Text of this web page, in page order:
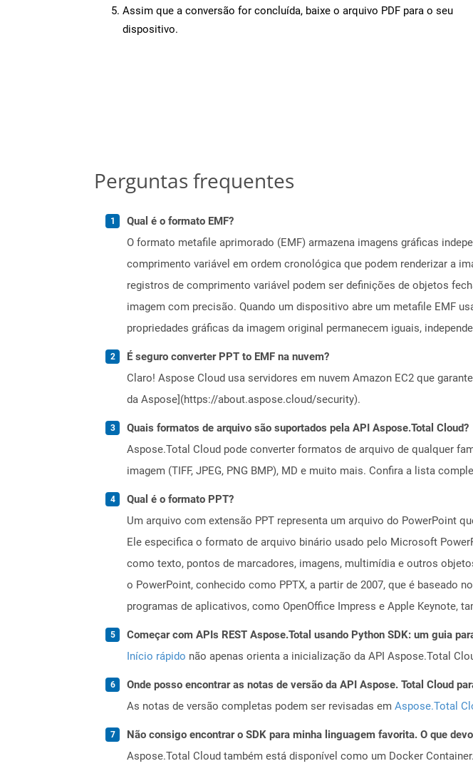
Assim que a conversão for concluída, baixe o arquivo PDF para o seu
dispositivo.
Perguntas frequentes
Qual é o formato EMF?
O formato metafile aprimorado (EMF) armazena imagens gráficas
comprimento variável em ordem cronológica que podem renderizar a
registros de comprimento variável podem ser definições de objetos
imagem com precisão. Quando um dispositivo abre um metafile EMF
propriedades gráficas da imagem original permanecem iguais,
É seguro converter PPT to EMF na nuvem?
Claro! Aspose Cloud usa servidores em nuvem Amazon EC2 que
da Aspose](https://about.aspose.cloud/security).
Quais formatos de arquivo são suportados pela API Aspose.Total Cloud?
Aspose.Total Cloud pode converter formatos de arquivo de qualquer
imagem (TIFF, JPEG, PNG BMP), MD e muito mais. Confira a lista
Qual é o formato PPT?
Um arquivo com extensão PPT representa um arquivo do PowerPoint
Ele especifica o formato de arquivo binário usado pelo Microsoft
como texto, pontos de marcadores, imagens, multimídia e outros
o PowerPoint, conhecido como PPTX, a partir de 2007, que é baseado
programas de aplicativos, como OpenOffice Impress e Apple Keynote,
Começar com APIs REST Aspose.Total usando Python SDK: um guia
Início rápido não apenas orienta a inicialização da API Aspose.Total
Onde posso encontrar as notas de versão da API Aspose. Total Cloud
As notas de versão completas podem ser revisadas em Aspose.Total
Não consigo encontrar o SDK para minha linguagem favorita. O que
Aspose.Total Cloud também está disponível como um Docker